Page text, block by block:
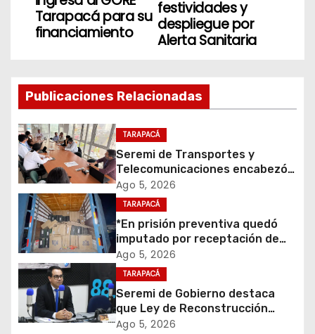
c
i
ó
n
d
e
e
n
t
festividades y
despliegue por
Alerta Sanitaria
Tarapacá para su
financiamiento
Publicaciones Relacionadas
TARAPACÁ
Seremi de Transportes y
Telecomunicaciones encabezó
primera mesa de coordinación
para el retiro de cables en
desuso en Iquique
Ago 5, 2026
TARAPACÁ
*En prisión preventiva quedó
imputado por receptación de
cigarrillos avaluados en $1.600
millones*
Ago 5, 2026
TARAPACÁ
Seremi de Gobierno destaca
que Ley de Reconstrucción
Nacional impulsará la inversión
Ago 5, 2026